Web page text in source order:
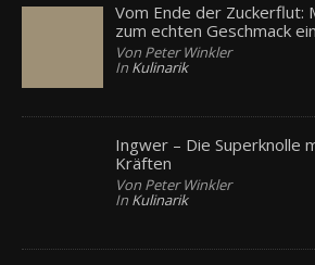
Vom Ende der Zuckerflut:
zum echten Geschmack
Von Peter Winkler
In Kulinarik
Ingwer – Die Superknolle
Kräften
Von Peter Winkler
In Kulinarik